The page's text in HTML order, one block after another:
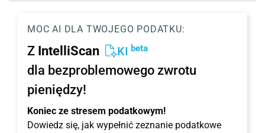
MOC AI DLA TWOJEGO PODATKU:
Z IntelliScan KI beta
dla bezproblemowego zwrotu
pieniędzy!
Koniec ze stresem podatkowym!
Dowiedz się, jak wypełnić zeznanie podatkowe